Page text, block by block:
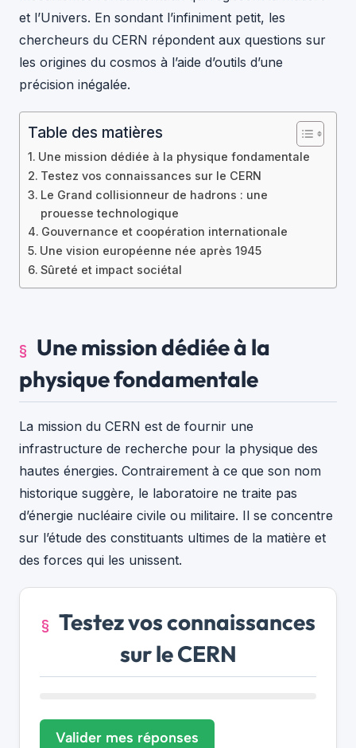
et l’Univers. En sondant l’infiniment petit, les
chercheurs du CERN répondent aux questions sur
les origines du cosmos à l’aide d’outils d’une
précision inégalée.
Table des matières
Une mission dédiée à la physique fondamentale
Testez vos connaissances sur le CERN
Le Grand collisionneur de hadrons : une
prouesse technologique
Gouvernance et coopération internationale
Une vision européenne née après 1945
Sûreté et impact sociétal
Une mission dédiée à la
physique fondamentale
La mission du CERN est de fournir une
infrastructure de recherche pour la physique des
hautes énergies. Contrairement à ce que son nom
historique suggère, le laboratoire ne traite pas
d’énergie nucléaire civile ou militaire. Il se concentre
sur l’étude des constituants ultimes de la matière et
des forces qui les unissent.
Testez vos connaissances
sur le CERN
Valider mes réponses